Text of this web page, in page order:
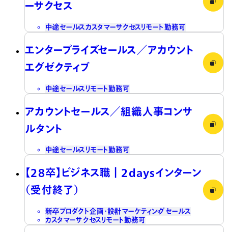
ーサクセス
中途セールスカスタマーサクセスリモート勤務可
エンタープライズセールス／アカウント
エグゼクティブ
中途セールス リモート勤務可
アカウントセールス／組織人事コンサ
ルタント
中途セールス リモート勤務可
【28卒】ビジネス職┃2daysインターン
（受付終了）
新卒プロダクト企画・設計マーケティング セールス
カスタマーサクセスリモート勤務可